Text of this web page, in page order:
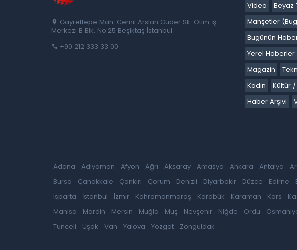
Gayrettepe Mah. Cemil Arslan Güder Sk. Otim İş
Merkezi B Blk. No:25 Beşiktaş İstanbul
+90 212 333 33 00
Video Beyaz
Manşetler
Bugünün
Yerel Haberler
Magazin
Kadın
Kültür
Haber Arşivi
Adana Adıyaman Afyon Ağrı Aksaray Amasya Ankara Antalya
Bursa
Çanakkale Çankırı Çorum Denizli Diyarbakır Düzce Edirne
Isparta
İstanbul İzmir Kahramanmaraş Karabük Karaman Kars
Manisa
Mardin Mersin Muğla Muş Nevşehir Niğde Ordu
Tunceli
Uşak Van Yalova Yozgat Zonguldak